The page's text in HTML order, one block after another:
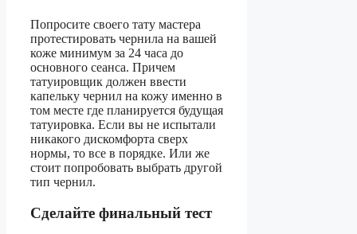
Попросите своего тату мастера
протестировать чернила на вашей
коже минимум за 24 часа до
основного сеанса. Причем
татуировщик должен ввести
капельку чернил на кожу именно в
том месте где планируется будущая
татуировка. Если вы не испытали
никакого дискомфорта сверх
нормы, то все в порядке. Или же
стоит попробовать выбрать другой
тип чернил.
Сделайте финальный тест